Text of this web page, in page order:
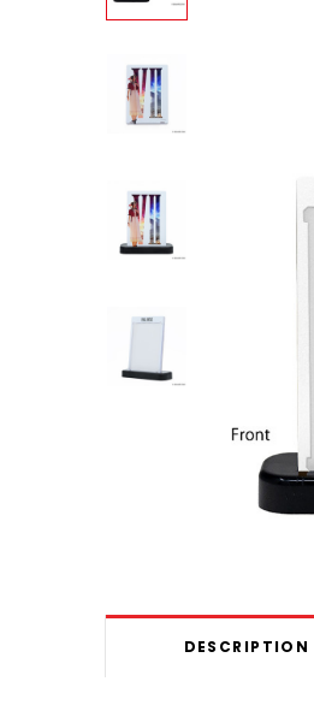
DESCRIPTION